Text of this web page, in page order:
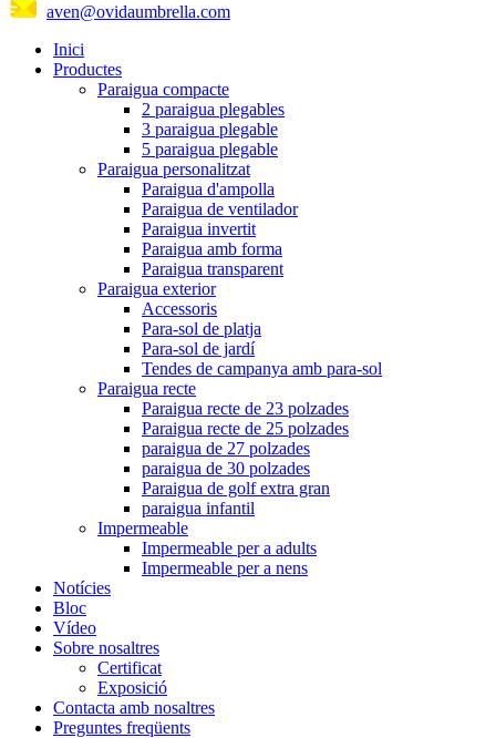
aven@ovidaumbrella.com
Inici
Productes
Paraigua compacte
2 paraigua plegables
3 paraigua plegable
5 paraigua plegable
Paraigua personalitzat
Paraigua d'ampolla
Paraigua de ventilador
Paraigua invertit
Paraigua amb forma
Paraigua transparent
Paraigua exterior
Accessoris
Para-sol de platja
Para-sol de jardí
Tendes de campanya amb para-sol
Paraigua recte
Paraigua recte de 23 polzades
Paraigua recte de 25 polzades
paraigua de 27 polzades
paraigua de 30 polzades
Paraigua de golf extra gran
paraigua infantil
Impermeable
Impermeable per a adults
Impermeable per a nens
Notícies
Bloc
Vídeo
Sobre nosaltres
Certificat
Exposició
Contacta amb nosaltres
Preguntes freqüents